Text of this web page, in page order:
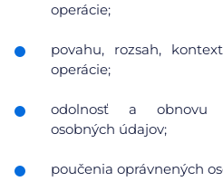
operácie;
povahu, rozsah,
operácie;
odolnosť a obnovu
osobných údajov;
poučenia oprávnených